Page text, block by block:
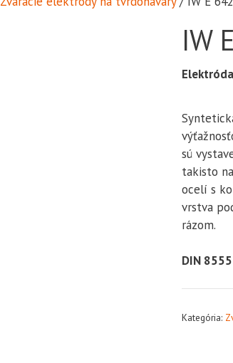
IW
sú
takisto
ocelí s
vrstva
rázom.
DIN
Kategória: